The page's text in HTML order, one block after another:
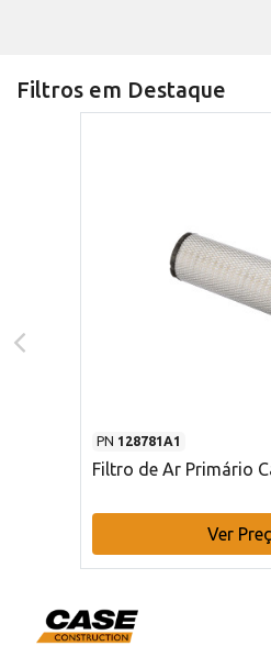
Filtros em Destaque
PN 128781A1
Filtro de Ar Primário
Ver